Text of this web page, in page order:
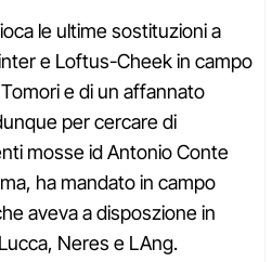
le ultime sostituzioni a
e Loftus-Cheek in campo
e di un affannato
per cercare di
mosse id Antonio Conte
ha mandato in campo
aveva a disposzione in
Neres e LAng.